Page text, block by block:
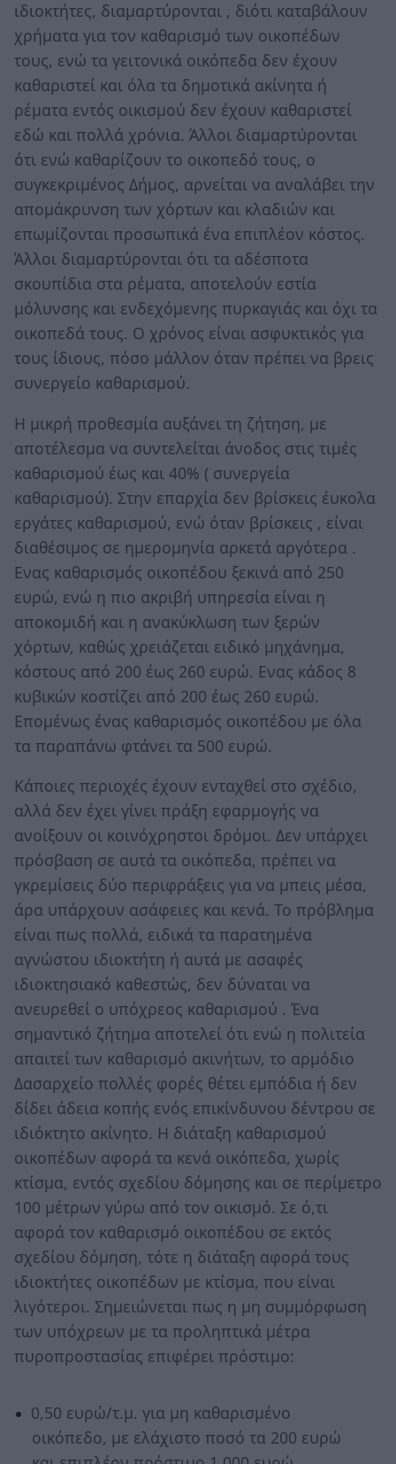
ιδιοκτήτες, διαμαρτύρονται , διότι καταβάλουν
χρήματα για τον καθαρισμό των οικοπέδων
τους, ενώ τα γειτονικά οικόπεδα δεν έχουν
καθαριστεί και όλα τα δημοτικά ακίνητα ή
ρέματα εντός οικισμού δεν έχουν καθαριστεί
εδώ και πολλά χρόνια. Άλλοι διαμαρτύρονται
ότι ενώ καθαρίζουν το οικοπεδό τους, ο
συγκεκριμένος Δήμος, αρνείται να αναλάβει την
απομάκρυνση των χόρτων και κλαδιών και
επωμίζονται προσωπικά ένα επιπλέον κόστος.
Άλλοι διαμαρτύρονται ότι τα αδέσποτα
σκουπίδια στα ρέματα, αποτελούν εστία
μόλυνσης και ενδεχόμενης πυρκαγιάς και όχι τα
οικοπεδά τους. Ο χρόνος είναι ασφυκτικός για
τους ίδιους, πόσο μάλλον όταν πρέπει να βρεις
συνεργείο καθαρισμού.
Η μικρή προθεσμία αυξάνει τη ζήτηση, με
αποτέλεσμα να συντελείται άνοδος στις τιμές
καθαρισμού έως και 40% ( συνεργεία
καθαρισμού). Στην επαρχία δεν βρίσκεις έυκολα
εργάτες καθαρισμού, ενώ όταν βρίσκεις , είναι
διαθέσιμος σε ημερομηνία αρκετά αργότερα .
Ενας καθαρισμός οικοπέδου ξεκινά από 250
ευρώ, ενώ η πιο ακριβή υπηρεσία είναι η
αποκομιδή και η ανακύκλωση των ξερών
χόρτων, καθώς χρειάζεται ειδικό μηχάνημα,
κόστους από 200 έως 260 ευρώ. Ενας κάδος 8
κυβικών κοστίζει από 200 έως 260 ευρώ.
Επομένως ένας καθαρισμός οικοπέδου με όλα
τα παραπάνω φτάνει τα 500 ευρώ.
Κάποιες περιοχές έχουν ενταχθεί στο σχέδιο,
αλλά δεν έχει γίνει πράξη εφαρμογής να
ανοίξουν οι κοινόχρηστοι δρόμοι. Δεν υπάρχει
πρόσβαση σε αυτά τα οικόπεδα, πρέπει να
γκρεμίσεις δύο περιφράξεις για να μπεις μέσα,
άρα υπάρχουν ασάφειες και κενά. Το πρόβλημα
είναι πως πολλά, ειδικά τα παρατημένα
αγνώστου ιδιοκτήτη ή αυτά με ασαφές
ιδιοκτησιακό καθεστώς, δεν δύναται να
ανευρεθεί ο υπόχρεος καθαρισμού . Ένα
σημαντικό ζήτημα αποτελεί ότι ενώ η πολιτεία
απαιτεί των καθαρισμό ακινήτων, το αρμόδιο
Δασαρχείο πολλές φορές θέτει εμπόδια ή δεν
δίδει άδεια κοπής ενός επικίνδυνου δέντρου σε
ιδιόκτητο ακίνητο. Η διάταξη καθαρισμού
οικοπέδων αφορά τα κενά οικόπεδα, χωρίς
κτίσμα, εντός σχεδίου δόμησης και σε περίμετρο
100 μέτρων γύρω από τον οικισμό. Σε ό,τι
αφορά τον καθαρισμό οικοπέδου σε εκτός
σχεδίου δόμηση, τότε η διάταξη αφορά τους
ιδιοκτήτες οικοπέδων με κτίσμα, που είναι
λιγότεροι. Σημειώνεται πως η μη συμμόρφωση
των υπόχρεων με τα προληπτικά μέτρα
πυροπροστασίας επιφέρει πρόστιμο:
0,50 ευρώ/τ.μ. για μη καθαρισμένο
οικόπεδο, με ελάχιστο ποσό τα 200 ευρώ